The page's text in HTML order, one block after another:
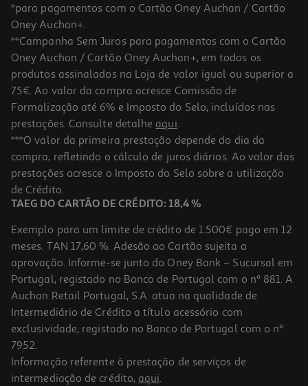
-11%
5.0
Conjunto De 3 Lápis Auchan Grafite Hb
0.79 €/un
Price reduced from
0,89 €to
0,79 €
Promoção
-11%
*para pagamentos com o Cartão Oney Auchan / Cartão
Oney Auchan+.
**Campanha Sem Juros para pagamentos com o Cartão
Oney Auchan / Cartão Oney Auchan+, em todos os
produtos assinalados na Loja de valor igual ou superior a
75€. Ao valor da compra acresce Comissão de
Formalização até 6% e Imposto do Selo, incluídos nas
prestações. Consulte detalhe aqui.
***O valor da primeira prestação depende do dia da
compra, refletindo o cálculo de juros diários. Ao valor das
prestações acresce o Imposto do Selo sobre a utilização
de Crédito.
TAEG DO CARTÃO DE CRÉDITO: 18,4 %
Exemplo para um limite de crédito de 1.500€ pago em 12
meses. TAN 17,60 %. Adesão ao Cartão sujeita a
aprovação. Informe-se junto do Oney Bank – Sucursal em
Portugal, registado no Banco de Portugal com o nº 881. A
Auchan Retail Portugal, S.A. atua na qualidade de
Intermediário de Crédito a título acessório com
exclusividade, registado no Banco de Portugal com o nº
7952.
Informação referente à prestação de serviços de
intermediação de crédito, aqui.